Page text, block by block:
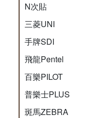
N次貼
三菱UNI
手牌SDI
飛龍Pentel
百樂PILOT
普樂士PLUS
斑馬ZEBRA